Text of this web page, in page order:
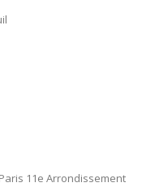
Paris 11e Arrondissement